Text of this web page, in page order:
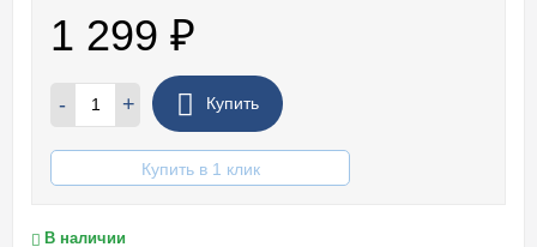
1 299 ₽
- + Купить
Купить в 1 клик
В наличии